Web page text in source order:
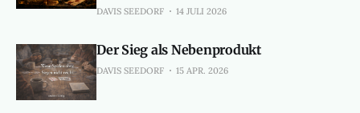
DAVIS SEEDORF 14 JULI 2026
Der Sieg als Nebenprodukt
DAVIS SEEDORF 15 APR. 2026